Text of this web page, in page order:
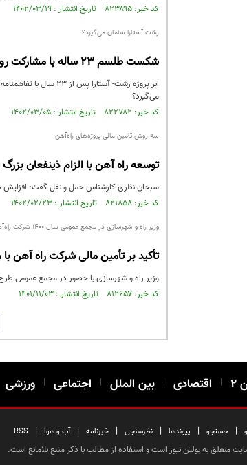
کد خبر: ۸۲۳۸۹۵ تاریخ انتشار : ۱۴۰۲/۰۳/۱۹
رشت-آستارا سامان می‌گیرد؟
شکست طلسم ۲۳ ساله با مشارکت روس ها
ابر پروژه رشت-
می‌گیرد؟
کد خبر: ۸۲۲۷۸۲ تاریخ انتشار : ۱۴۰۲/۰۳/۰۵
سه روش تامین مالی پروژه‌های راه‌‌آهن
توسعه راه آهن با الزام ذینفعان
سبحان نظری کارشناس حمل و نقل گفت: افزایش ظرفیت حمل بار در راه آهن به میزان
کد خبر: ۸۲۱۸۵۸ تاریخ انتشار : ۱۴۰۲/۰۲/۲۳
وزیر راه و شهرسازی در مجمع عمومی سال ۱۴۰۰ شرکت راه‌آهن مطرح کرد؛
تأکید بر تأمین مالی شرکت راه آهن
وزیر راه و شهرسازی با حضور در مجمع عمومی طرح‌های تملک دارایی‌های سرمایه‌ای
کد خبر: ۸۱۲۶۵۷ تاریخ انتشار : ۱۴۰۱/۱۱/۰۳
۲ | اقتصادی | بین الملل | اجتماعی | ورزشی
| جستجو | پیوندها | نظرسنجی | خبرنامه | آب و هوا |
RSS
متعلق به بولتن نیوز است و استفاده از مطالب با ذکر منبع بلامانع است.